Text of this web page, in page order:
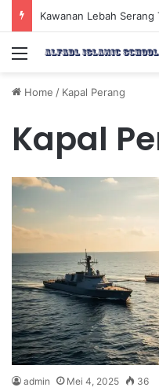
Menu
Home / Kapal Perang
Kapal
admin Mei 4, 2025 36